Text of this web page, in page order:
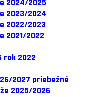
2024/2025
2023/2024
2022/2023
2021/2022
rok 2022
2027 priebežné
2025/2026